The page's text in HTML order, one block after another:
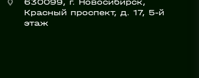
630099, г. Новосибирск,
Красный проспект, д. 17, 5-й
этаж